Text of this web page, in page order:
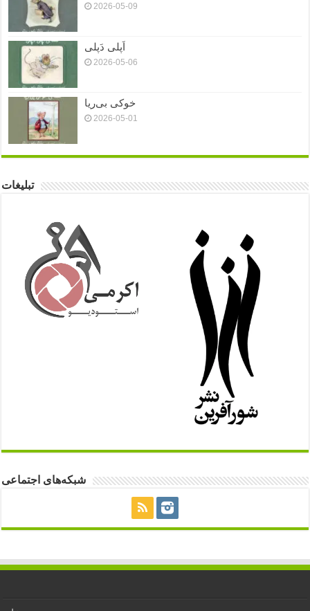
2026-05-09
اَپلی دَپلی
2026-05-06
خوکی بی‌ریا
2026-05-01
تبلیغات
شبکه‌های اجتماعی